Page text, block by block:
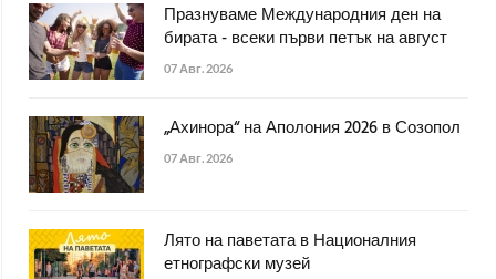
Празнуваме Международния ден на
бирата - всеки първи петък на август
07 Авг. 2026
„Ахинора“ на Аполония 2026 в Созопол
07 Авг. 2026
Лято на паветата в Националния
етнографски музей